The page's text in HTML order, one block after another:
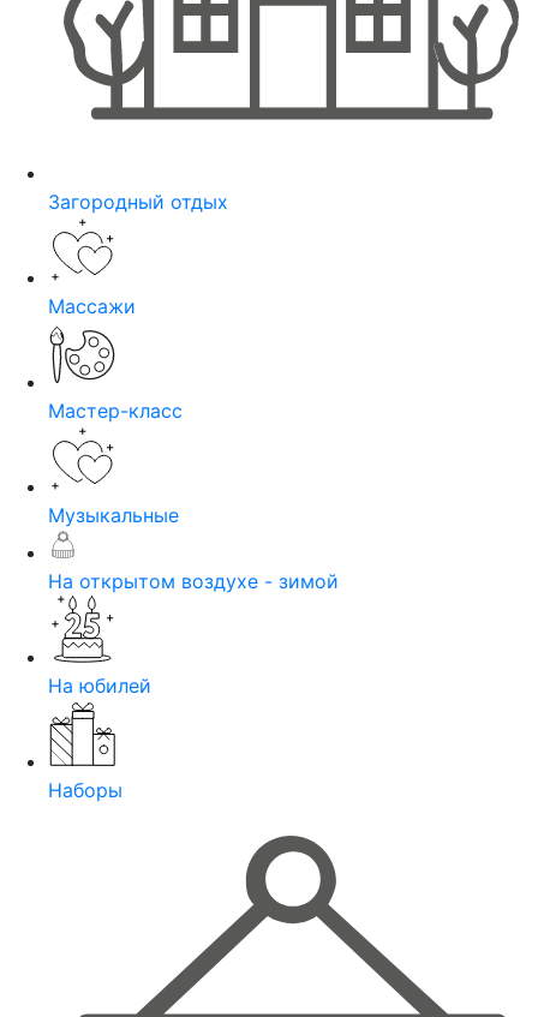
Загородный отдых
Массажи
Мастер-класс
Музыкальные
На открытом воздухе - зимой
На юбилей
Наборы